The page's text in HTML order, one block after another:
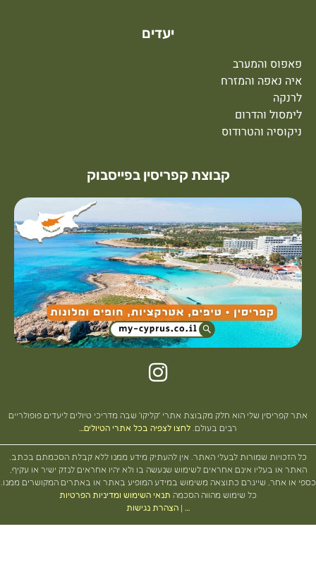
יעדים
והמערב
נאפה והמזרח
והדרום
והטרודוס
קבוצת קפריסין בפייסבוק
קפריסין שלי הוא חלק מקבוצת אתרי 'קליקו' שבה מדריכי טיולים ליעדים פופולריים
רבים בעולם.לחצו לצפיה בכל אתרי הטיולים…
הזכויות שמורות לבעלי האתר. אין להעתיק מידע ממנו ללא קבלת הסכמתם בכתב.
או בעליו אינם אחראים לשימוש שנעשה בו ולא יהיו אחראים לנזק ישיר או עקיף,
או אחר, שייגרם כתוצאה משימוש במידע המופיע באתר או באתרים המקושרים ממנו.
כל שימוש מהווה הסכמהתנאי השימוש ומדיניות הפרטיות
הצהרת נגישות